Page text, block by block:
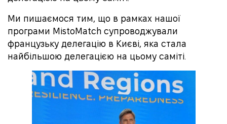
Ми пишаємося тим, що в рамках нашої
програми MistoMatch супроводжували
французьку делегацію в Києві, яка стала
найбільшою делегацією на цьому саміті.